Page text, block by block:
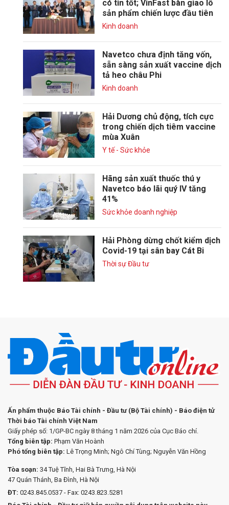
có tin tốt; VinFast bàn giao lô
sản phẩm chiến lược đầu tiên
Kinh doanh
Navetco chưa định tăng vốn,
sẵn sàng sản xuất vaccine dịch
tả heo châu Phi
Kinh doanh
Hải Dương chủ động, tích cực
trong chiến dịch tiêm vaccine
mùa Xuân
Y tế - Sức khỏe
Hãng sản xuất thuốc thú y
Navetco báo lãi quý IV tăng
41%
Sức khỏe doanh nghiệp
Hải Phòng dừng chốt kiểm dịch
Covid-19 tại sân bay Cát Bi
Thời sự Đầu tư
Ấn phẩm thuộc Báo Tài chính - Đầu tư (Bộ Tài chính) - Báo điện tử
Thời báo Tài chính Việt Nam
Giấy phép số: 1/GP-BC ngày 8 tháng 1 năm 2026 của Cục Báo chí.
Tổng biên tập: Phạm Văn Hoành
Phó tổng biên tập: Lê Trọng Minh; Ngô Chí Tùng; Nguyễn Văn Hồng
Tòa soạn: 34 Tuệ Tĩnh, Hai Bà Trưng, Hà Nội
47 Quán Thánh, Ba Đình, Hà Nội
ĐT: 0243.845.0537 - Fax: 0243.823.5281